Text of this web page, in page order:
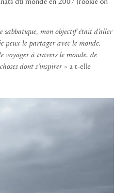
du monde en 2007 (rookie on
sabbatique, mon objectif était d’aller
peux le partager avec le monde.
voyager à travers le monde, de
dont s’inspirer» a t-elle